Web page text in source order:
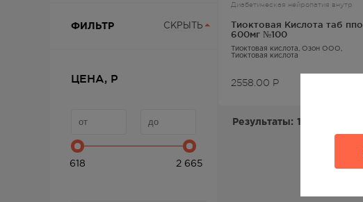
ФИЛЬТР СКРЫТЬ
ЦЕНА, Р
618 2 665
Диабетическая нейропатия внутр
Тиоктовая Кислота таб ппо
600мг №100
Тиоктовая кислота , Озон ООО,
Тиоктовая кислота
2558.00 Р
Результаты: 1-4